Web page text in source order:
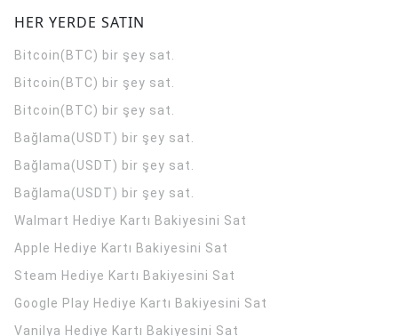
HER YERDE SATIN
Bitcoin(BTC) bir şey sat.
Bitcoin(BTC) bir şey sat.
Bitcoin(BTC) bir şey sat.
Bağlama(USDT) bir şey sat.
Bağlama(USDT) bir şey sat.
Bağlama(USDT) bir şey sat.
Walmart Hediye Kartı Bakiyesini Sat
Apple Hediye Kartı Bakiyesini Sat
Steam Hediye Kartı Bakiyesini Sat
Google Play Hediye Kartı Bakiyesini Sat
Vanilya Hediye Kartı Bakiyesini Sat